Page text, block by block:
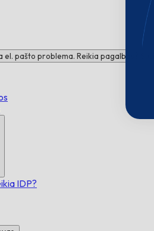
el. pašto problema. Reikia pagalbos?
IDP?